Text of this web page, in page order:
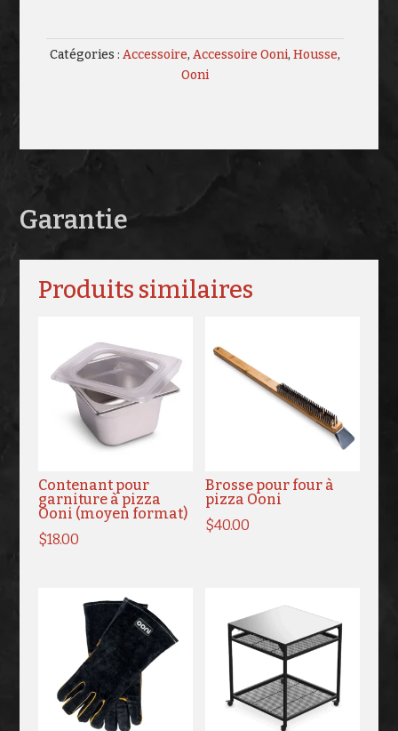
Catégories :Accessoire,Accessoire Ooni,Housse,
Ooni
Garantie
Produits similaires
Contenant pour
garniture à pizza
Ooni (moyen format)
$18.00
Brosse pour four à
pizza Ooni
$40.00